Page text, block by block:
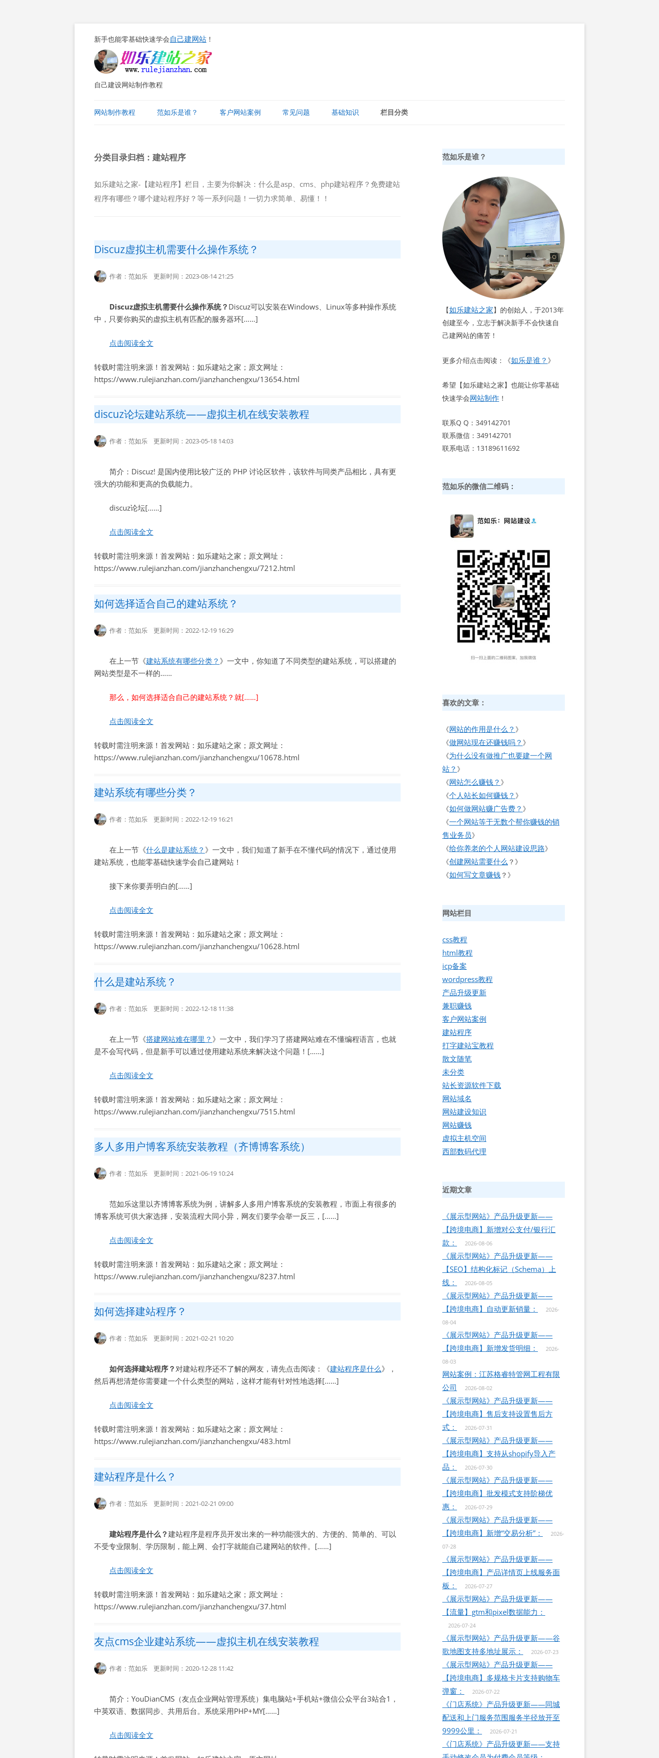
新手也能零基础快速学会自己建网站 ！
自己建设网站制作教程
至
正
网站制作教程 范如乐是谁？ 客户网站案例 常见问题 基础知识 栏目分类
分类目录归档： 建站程序
如乐建站之家-【建站程序】栏目，主要为你解决：什么是asp、cms、php建站程序？免费建站
程序有哪些？哪个建站程序好？等一系列问题！一切力求简单、易懂！！
Discuz虚拟主机需要什么操作系统？
作者：范如乐 更新时间：2023-08-14 21:25
Discuz虚拟主机需要什么操作系统？ Discuz可以安装在Windows、Linux等多种操作系统
中，只要你购买的虚拟主机有匹配的服务器环[……]
点击阅读全文
转载时需注明来源！首发网站：如乐建站之家；原文网址：
https://www.rulejianzhan.com/jianzhanchengxu/13654.html
discuz论坛建站系统——虚拟主机在线安装教程
作者：范如乐 更新时间：2023-05-18 14:03
简介：Discuz! 是国内使用比较广泛的 PHP 讨论区软件，该软件与同类产品相比，具有更
强大的功能和更高的负载能力。
discuz论坛[……]
点击阅读全文
转载时需注明来源！首发网站：如乐建站之家；原文网址：
https://www.rulejianzhan.com/jianzhanchengxu/7212.html
如何选择适合自己的建站系统？
作者：范如乐 更新时间：2022-12-19 16:29
在上一节《建站系统有哪些分类？ 》一文中，你知道了不同类型的建站系统，可以搭建的
网站类型是不一样的……
那么，如何选择适合自己的建站系统？就[……]
点击阅读全文
转载时需注明来源！首发网站：如乐建站之家；原文网址：
https://www.rulejianzhan.com/jianzhanchengxu/10678.html
建站系统有哪些分类？
作者：范如乐 更新时间：2022-12-19 16:21
在上一节《什么是建站系统？ 》一文中，我们知道了新手在不懂代码的情况下，通过使用
建站系统，也能零基础快速学会自己建网站！
接下来你要弄明白的[……]
点击阅读全文
转载时需注明来源！首发网站：如乐建站之家；原文网址：
https://www.rulejianzhan.com/jianzhanchengxu/10628.html
什么是建站系统？
作者：范如乐 更新时间：2022-12-18 11:38
在上一节《搭建网站难在哪里？ 》一文中，我们学习了搭建网站难在不懂编程语言，也就
是不会写代码，但是新手可以通过使用建站系统来解决这个问题！[……]
点击阅读全文
转载时需注明来源！首发网站：如乐建站之家；原文网址：
https://www.rulejianzhan.com/jianzhanchengxu/7515.html
多人多用户博客系统安装教程（齐博博客系统）
作者：范如乐 更新时间：2021-06-19 10:24
范如乐这里以齐博博客系统为例，讲解多人多用户博客系统的安装教程，市面上有很多的
博客系统可供大家选择，安装流程大同小异，网友们要学会举一反三，[……]
点击阅读全文
转载时需注明来源！首发网站：如乐建站之家；原文网址：
https://www.rulejianzhan.com/jianzhanchengxu/8237.html
如何选择建站程序？
作者：范如乐 更新时间：2021-02-21 10:20
如何选择建站程序？对建站程序还不了解的网友，请先点击阅读：《建站程序是什么》，
然后再想清楚你需要建一个什么类型的网站，这样才能有针对性地选择[……]
点击阅读全文
转载时需注明来源！首发网站：如乐建站之家；原文网址：
https://www.rulejianzhan.com/jianzhanchengxu/483.html
建站程序是什么？
作者：范如乐 更新时间：2021-02-21 09:00
建站程序是什么？建站程序是程序员开发出来的一种功能强大的、方便的、简单的、可以
不受专业限制、学历限制，能上网、会打字就能自己建网站的软件。[……]
点击阅读全文
转载时需注明来源！首发网站：如乐建站之家；原文网址：
https://www.rulejianzhan.com/jianzhanchengxu/37.html
友点cms企业建站系统——虚拟主机在线安装教程
作者：范如乐 更新时间：2020-12-28 11:42
简介：YouDianCMS（友点企业网站管理系统）集电脑站+手机站+微信公众平台3站合1，
中英双语、数据同步、共用后台。系统采用PHP+MY[……]
点击阅读全文
范如乐是谁？
【如乐建站之家】的创始人，于2013年
创建至今，立志于解决新手不会快速自
己建网站的痛苦！
更多介绍点击阅读：《如乐是谁？ 》
希望【如乐建站之家】也能让你零基础
快速学会网站制作 ！
联系Q Q：349142701
联系微信：349142701
联系电话：13189611692
范如乐的微信二维码：
喜欢的文章：
《网站的作用是什么？ 》
《做网站现在还赚钱吗？ 》
《为什么没有做推广也要建一个网
站？ 》
《网站怎么赚钱？ 》
《个人站长如何赚钱？ 》
《如何做网站赚广告费？ 》
《一个网站等于无数个帮你赚钱的销
售业务员》
《给你养老的个人网站建设思路》
《创建网站需要什么 ？》
《如何写文章赚钱 ？》
网站栏目
css教程
html教程
icp备案
wordpress教程
产品升级更新
兼职赚钱
客户网站案例
建站程序
打字建站宝教程
散文随笔
未分类
站长资源软件下载
网站域名
网站建设知识
网站赚钱
虚拟主机空间
西部数码代理
近期文章
《展示型网站》产品升级更新——
【跨境电商】新增对公支付/银行汇
款：
2026-08-06
《展示型网站》产品升级更新——
【SEO】结构化标记（Schema）上
线：
2026-08-05
《展示型网站》产品升级更新——
【跨境电商】自动更新销量：
2026-
08-04
《展示型网站》产品升级更新——
【跨境电商】新增发货明细：
2026-
08-03
网站案例：江苏格睿特管网工程有限
公司
2026-08-02
《展示型网站》产品升级更新——
【跨境电商】售后支持设置售后方
式：
2026-07-31
《展示型网站》产品升级更新——
【跨境电商】支持从shopify导入产
品：
2026-07-30
《展示型网站》产品升级更新——
【跨境电商】批发模式支持阶梯优
惠：
2026-07-29
《展示型网站》产品升级更新——
【跨境电商】新增“交易分析”：
2026-
07-28
《展示型网站》产品升级更新——
【跨境电商】产品详情页上线服务面
板：
2026-07-27
《展示型网站》产品升级更新——
【流量】gtm和pixel数据能力：
2026-07-24
《展示型网站》产品升级更新——谷
歌地图支持多地址展示：
2026-07-23
《展示型网站》产品升级更新——
【跨境电商】多规格卡片支持购物车
弹窗：
2026-07-22
《门店系统》产品升级更新——同城
配送和上门服务范围服务半径放开至
9999公里：
2026-07-21
《门店系统》产品升级更新——支持